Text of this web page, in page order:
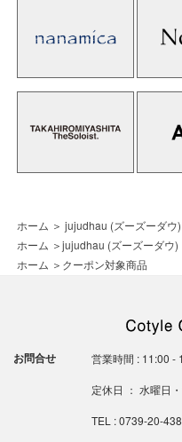
ホーム ＞ jujudhau (ズーズーダウ)
ホーム ＞jujudhau (ズーズーダウ)
ホーム ＞ クーポン対象商品
お問合せ 営業時間 : 11:00 -
定休日 ： 水曜日
TEL : 0739-20-